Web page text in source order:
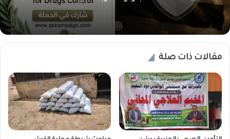
مقالات ذات صلة